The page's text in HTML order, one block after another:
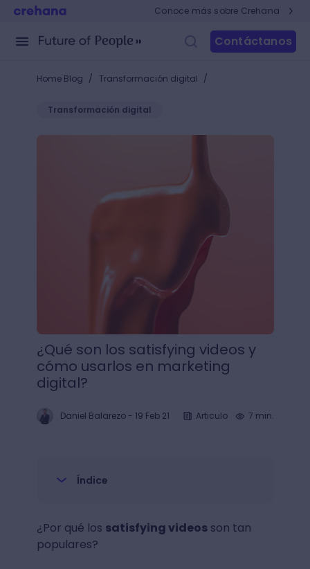
Conoce más sobre Crehana
Contáctanos
Home Blog / Transformación digital /
Transformación digital
¿Qué son los satisfying videos y cómo usarlos en
¿Qué son los satisfying videos y
cómo usarlos en marketing
digital?
Daniel Balarezo- 19 Feb 21 Articulo 7 min.
Índice
¿Por qué los satisfying videosson tan
populares?